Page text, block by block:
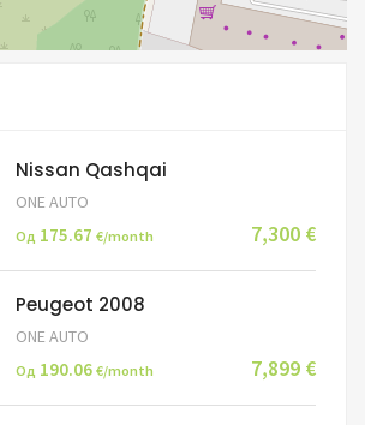
Nissan Qashqai
ONE AUTO
Од 175.67 €/month 7,300 €
Peugeot 2008
ONE AUTO
Од 190.06 €/month 7,899 €